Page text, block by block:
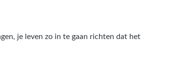
je leven zo in te gaan richten dat het